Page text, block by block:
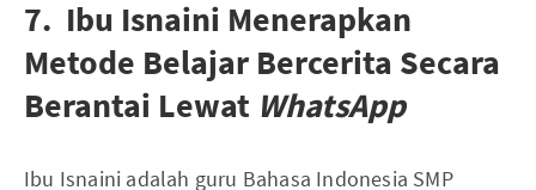
7. Ibu Isnaini Menerapkan
Metode Belajar Bercerita Secara
Berantai Lewat WhatsApp
Ibu Isnaini adalah guru Bahasa Indonesia SMP